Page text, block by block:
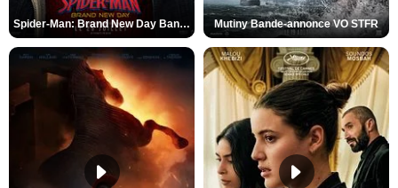
Spider-Man: Brand New Day Bande-annonce VO STFR Mutiny Bande-annonce VO STFR